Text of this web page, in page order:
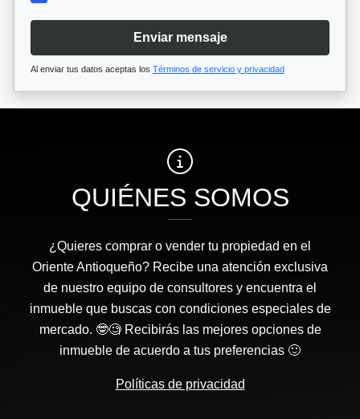
Enviar mensaje
Al enviar tus datos aceptas los Términos de servicio y privacidad
QUIÉNES SOMOS
¿Quieres comprar o vender tu propiedad en el
Oriente Antioqueño? Recibe una atención exclusiva
de nuestro equipo de consultores y encuentra el
inmueble que buscas con condiciones especiales de
mercado. 🤓🧐 Recibirás las mejores opciones de
inmueble de acuerdo a tus preferencias 🙂
Políticas de privacidad